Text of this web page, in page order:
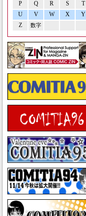
P Q R S
T
U
V W X
Y
Z
数字